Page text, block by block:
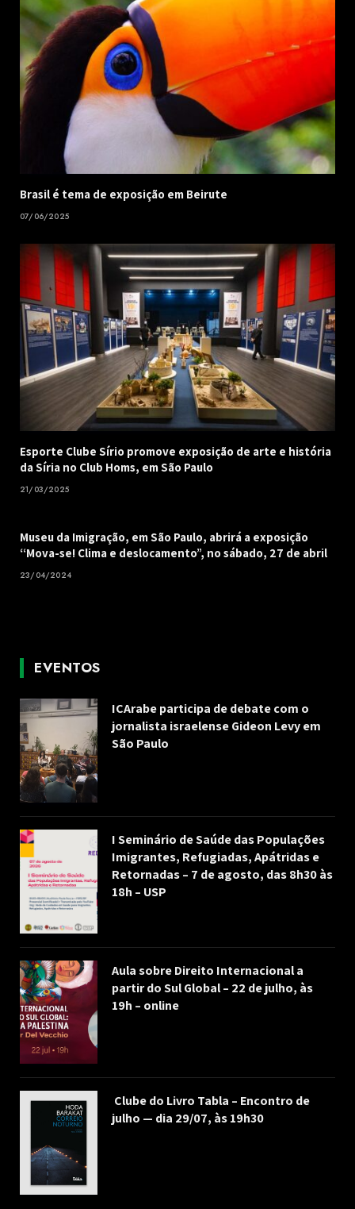
Brasil é tema de exposição em Beirute
07/06/2025
Esporte Clube Sírio promove exposição de arte e história
da Síria no Club Homs, em São Paulo
21/03/2025
Museu da Imigração, em São Paulo, abrirá a exposição
“Mova-se! Clima e deslocamento”, no sábado, 27 de abril
23/04/2024
EVENTOS
ICArabe participa de debate com o
jornalista israelense Gideon Levy em
São Paulo
I Seminário de Saúde das Populações
Imigrantes, Refugiadas, Apátridas e
Retornadas – 7 de agosto, das 8h30 às
18h – USP
Aula sobre Direito Internacional a
partir do Sul Global – 22 de julho, às
19h – online
Clube do Livro Tabla – Encontro de
julho — dia 29/07, às 19h30